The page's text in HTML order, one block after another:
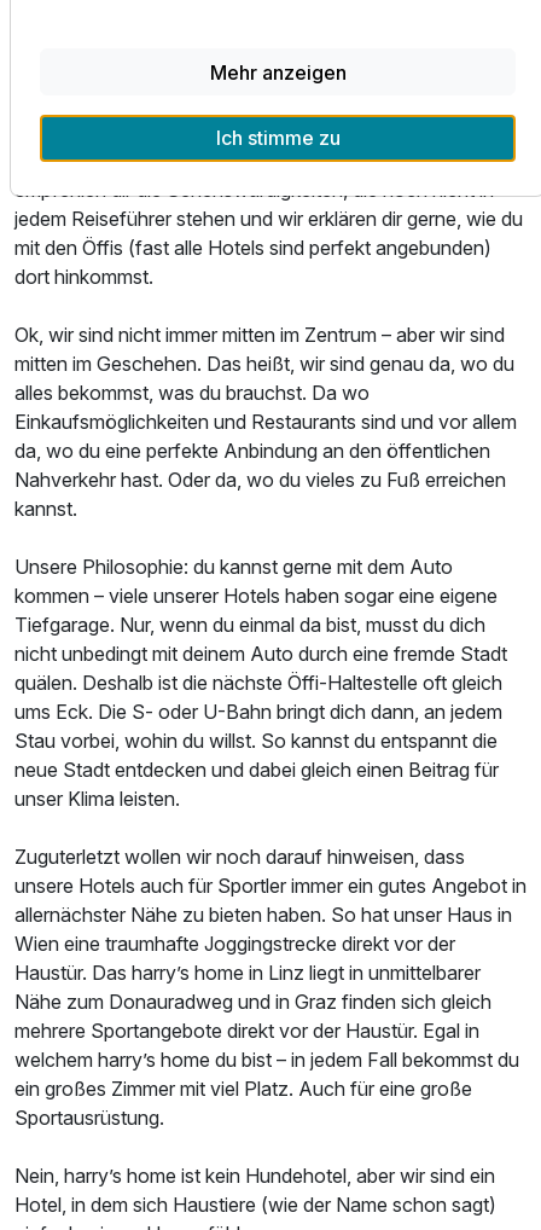
entdecken, dann stehen wir dir gerne mit Rat und Tat zur
Gegend, nennen dir die besten Restaurants oder die
günstigsten – ganz nach deinem Geschmack. Wir
empfehlen dir die Sehenswürdigkeiten, die noch nicht in
jedem Reiseführer stehen und wir erklären dir gerne, wie du
mit den Öffis (fast alle Hotels sind perfekt angebunden)
dort hinkommst.
Ok, wir sind nicht immer mitten im Zentrum – aber wir sind
mitten im Geschehen. Das heißt, wir sind genau da, wo du
alles bekommst, was du brauchst. Da wo
Einkaufsmöglichkeiten und Restaurants sind und vor allem
da, wo du eine perfekte Anbindung an den öffentlichen
Nahverkehr hast. Oder da, wo du vieles zu Fuß erreichen
kannst.
Unsere Philosophie: du kannst gerne mit dem Auto
kommen – viele unserer Hotels haben sogar eine eigene
Tiefgarage. Nur, wenn du einmal da bist, musst du dich
nicht unbedingt mit deinem Auto durch eine fremde Stadt
quälen. Deshalb ist die nächste Öffi-Haltestelle oft gleich
ums Eck. Die S- oder U-Bahn bringt dich dann, an jedem
Stau vorbei, wohin du willst. So kannst du entspannt die
neue Stadt entdecken und dabei gleich einen Beitrag für
unser Klima leisten.
Zuguterletzt wollen wir noch darauf hinweisen, dass
unsere Hotels auch für Sportler immer ein gutes Angebot in
allernächster Nähe zu bieten haben. So hat unser Haus in
Wien eine traumhafte Joggingstrecke direkt vor der
Haustür. Das harry’s home in Linz liegt in unmittelbarer
Nähe zum Donauradweg und in Graz finden sich gleich
mehrere Sportangebote direkt vor der Haustür. Egal in
welchem harry’s home du bist – in jedem Fall bekommst du
ein großes Zimmer mit viel Platz. Auch für eine große
Sportausrüstung.
Nein, harry’s home ist kein Hundehotel, aber wir sind ein
Hotel, in dem sich Haustiere (wie der Name schon sagt)
Mehr anzeigen
Ich stimme zu